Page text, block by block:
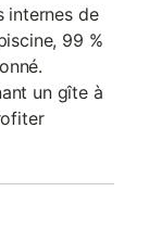
internes de
99 %
un gîte à